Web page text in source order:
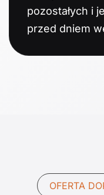
pozostałych i
przed dniem
OFERTA